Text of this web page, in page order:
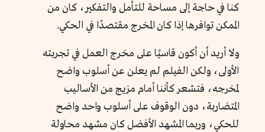
كنا في حاجة إلى مساحة للتأمل والتفكير، كان من
الممكن توافرها إذا كان المخرج مقتصدًا في الحكي.
ولا أريد أن أكون قاسيًا على مخرج العمل في تجربته
الأولى، ولكن الفيلم لم يعلن عن أسلوب واضح
لمخرجه، فتشعر كأننا أمام مزيج من الأساليب
المتضاربة، دون الوقوف على أسلوب واحد واضح
للحكي، وربما المشهد الأفضل كان مشهد محاولة